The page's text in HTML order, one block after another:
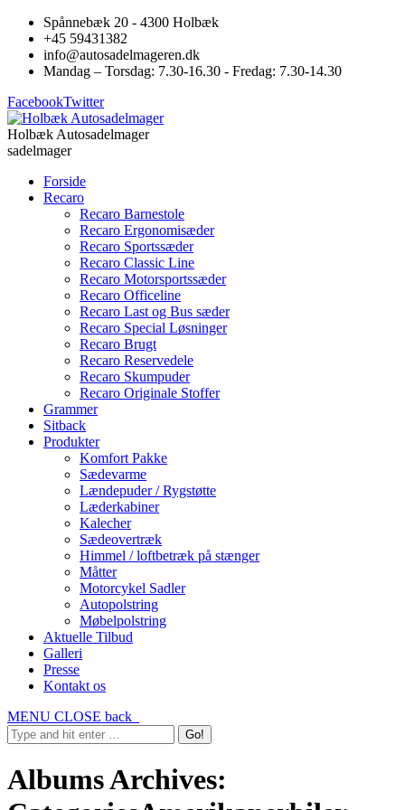
Spånnebæk 20 - 4300 Holbæk
+45 59431382
info@autosadelmageren.dk
Mandag – Torsdag: 7.30-16.30 - Fredag: 7.30-14.30
FacebookTwitter
Holbæk Autosadelmager
sadelmager
Forside
Recaro
Recaro Barnestole
Recaro Ergonomisæder
Recaro Sportssæder
Recaro Classic Line
Recaro Motorsportssæder
Recaro Officeline
Recaro Last og Bus sæder
Recaro Special Løsninger
Recaro Brugt
Recaro Reservedele
Recaro Skumpuder
Recaro Originale Stoffer
Grammer
Sitback
Produkter
Komfort Pakke
Sædevarme
Lændepuder / Rygstøtte
Læderkabiner
Kalecher
Sædeovertræk
Himmel / loftbetræk på stænger
Måtter
Motorcykel Sadler
Autopolstring
Møbelpolstring
Aktuelle Tilbud
Galleri
Presse
Kontakt os
MENU CLOSE back
Albums Archives: